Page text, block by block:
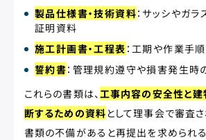
製品仕様書・技術資料：サッシやガ
証明資料
施工計画書・工程表 ：工期や作業手
誓約書：管理規約遵守や損害発生時
これらの書類は、工事内容の安全性と
断するための資料として理事会で審査さ
書類の不備があると再提出を求められる